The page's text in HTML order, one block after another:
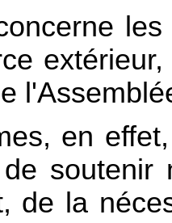
en
soutenir
de la